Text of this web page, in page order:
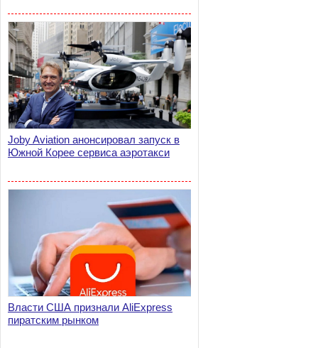
Joby Aviation анонсировал запуск в
Южной Корее сервиса аэротакси
Власти США признали AliExpress
пиратским рынком